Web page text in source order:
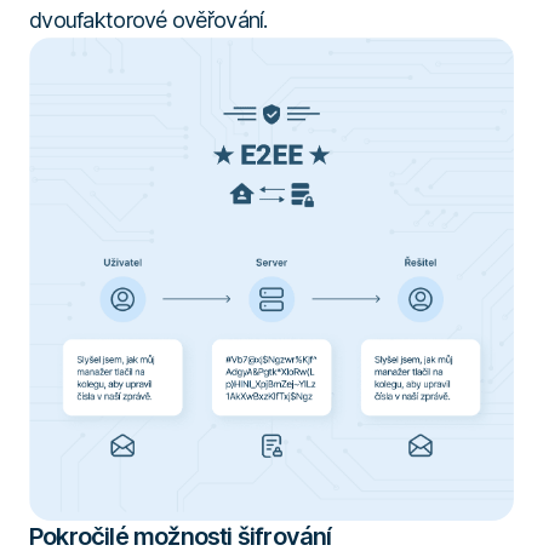
dvoufaktorové ověřování.
Pokročilé možnosti šifrování